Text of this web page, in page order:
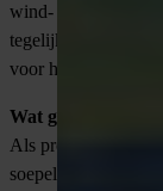
wind- en zonne-
tegelijk. Je werkt
voor humor en
Wat ga je doen als
Als
soepel verlopen. Je